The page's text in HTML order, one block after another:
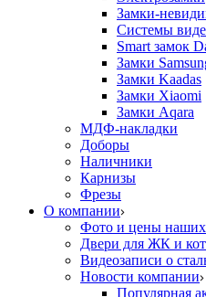
Замки-
Системы
Smart замок
Замки
Замки Kaadas
Замки Xiaomi
Замки Aqara
МДФ-накладки
Доборы
Наличники
Карнизы
Фрезы
О компании
Фото и цены наших
Двери для ЖК и
Видеозаписи о
Новости компании
Популярная